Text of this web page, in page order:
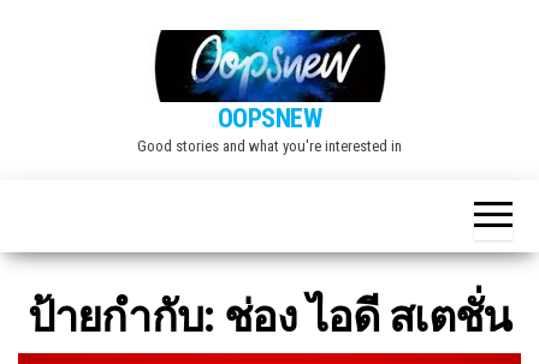
OOPSNEW
Good stories and what you're interested in
ป้ายกำกับ: ช่อง ไอดี สเตชั่น